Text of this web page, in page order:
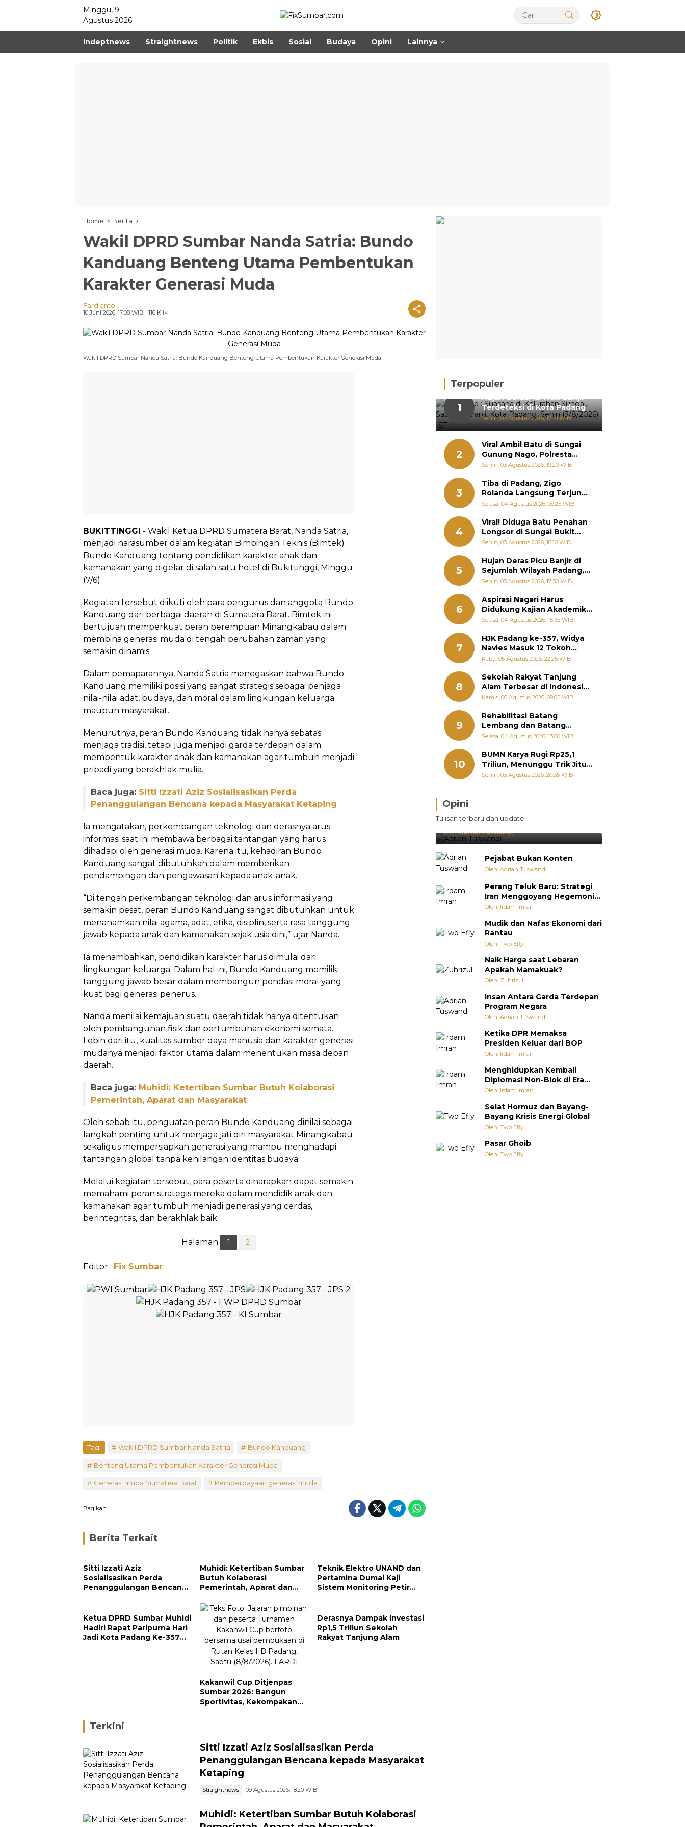
Minggu, 9
Agustus 2026
Indeptnews Straightnews Politik Ekbis Sosial Budaya Opini Lainnya
Home Berita
Wakil DPRD Sumbar Nanda Satria: Bundo
Kanduang Benteng Utama Pembentukan
Karakter Generasi Muda
Fardianto
10 Juni 2026, 17:08 WIB | 116 Klik
Wakil DPRD Sumbar Nanda Satria: Bundo Kanduang Benteng Utama Pembentukan Karakter Generasi Muda
BUKITTINGGI - Wakil Ketua DPRD Sumatera Barat, Nanda Satria,
menjadi narasumber dalam kegiatan Bimbingan Teknis (Bimtek)
Bundo Kanduang tentang pendidikan karakter anak dan
kamanakan yang digelar di salah satu hotel di Bukittinggi, Minggu
(7/6).
Kegiatan tersebut diikuti oleh para pengurus dan anggota Bundo
Kanduang dari berbagai daerah di Sumatera Barat. Bimtek ini
bertujuan memperkuat peran perempuan Minangkabau dalam
membina generasi muda di tengah perubahan zaman yang
semakin dinamis.
Dalam pemaparannya, Nanda Satria menegaskan bahwa Bundo
Kanduang memiliki posisi yang sangat strategis sebagai penjaga
nilai-nilai adat, budaya, dan moral dalam lingkungan keluarga
maupun masyarakat.
Menurutnya, peran Bundo Kanduang tidak hanya sebatas
menjaga tradisi, tetapi juga menjadi garda terdepan dalam
membentuk karakter anak dan kamanakan agar tumbuh menjadi
pribadi yang berakhlak mulia.
Baca juga: Sitti Izzati Aziz Sosialisasikan Perda
Penanggulangan Bencana kepada Masyarakat Ketaping
Ia mengatakan, perkembangan teknologi dan derasnya arus
informasi saat ini membawa berbagai tantangan yang harus
dihadapi oleh generasi muda. Karena itu, kehadiran Bundo
Kanduang sangat dibutuhkan dalam memberikan
pendampingan dan pengawasan kepada anak-anak.
“Di tengah perkembangan teknologi dan arus informasi yang
semakin pesat, peran Bundo Kanduang sangat dibutuhkan untuk
menanamkan nilai agama, adat, etika, disiplin, serta rasa tanggung
jawab kepada anak dan kamanakan sejak usia dini,” ujar Nanda.
Ia menambahkan, pendidikan karakter harus dimulai dari
lingkungan keluarga. Dalam hal ini, Bundo Kanduang memiliki
tanggung jawab besar dalam membangun pondasi moral yang
kuat bagi generasi penerus.
Nanda menilai kemajuan suatu daerah tidak hanya ditentukan
oleh pembangunan fisik dan pertumbuhan ekonomi semata.
Lebih dari itu, kualitas sumber daya manusia dan karakter generasi
mudanya menjadi faktor utama dalam menentukan masa depan
daerah.
Baca juga: Muhidi: Ketertiban Sumbar Butuh Kolaborasi
Pemerintah, Aparat dan Masyarakat
Oleh sebab itu, penguatan peran Bundo Kanduang dinilai sebagai
langkah penting untuk menjaga jati diri masyarakat Minangkabau
sekaligus mempersiapkan generasi yang mampu menghadapi
tantangan global tanpa kehilangan identitas budaya.
Melalui kegiatan tersebut, para peserta diharapkan dapat semakin
memahami peran strategis mereka dalam mendidik anak dan
kamanakan agar tumbuh menjadi generasi yang cerdas,
berintegritas, dan berakhlak baik.
Halaman 1 2
Editor : Fix Sumbar
Tag: Wakil DPRD Sumbar Nanda Satria Bundo Kanduang
Benteng Utama Pembentukan Karakter Generasi Muda
Generasi muda Sumatera Barat Pemberdayaan generasi muda
Bagikan
Berita Terkait
Sitti Izzati Aziz
Sosialisasikan Perda
Penanggulangan Bencana
Muhidi: Ketertiban Sumbar
Butuh Kolaborasi
Pemerintah, Aparat dan
Teknik Elektro UNAND dan
Pertamina Dumai Kaji
Sistem Monitoring Petir
Ketua DPRD Sumbar Muhidi
Hadiri Rapat Paripurna Hari
Jadi Kota Padang Ke-357
Kakanwil Cup Ditjenpas
Sumbar 2026: Bangun
Sportivitas, Kekompakan
Derasnya Dampak Investasi
Rp1,5 Triliun Sekolah
Rakyat Tanjung Alam
Terkini
Sitti Izzati Aziz Sosialisasikan Perda
Penanggulangan Bencana kepada Masyarakat
Ketaping
Straightnews 09 Agustus 2026, 18:20 WIB
Muhidi: Ketertiban Sumbar Butuh Kolaborasi
Terpopuler
1
Hujan Deras, 15 Titik Banjir
Terdeteksi di Kota Padang
Senin, 03 Agustus 2026, 17:10 WIB
2
Viral Ambil Batu di Sungai
Gunung Nago, Polresta
Padang Ungkap Fakta
Senin, 03 Agustus 2026, 19:20 WIB
3
Tiba di Padang, Zigo
Rolanda Langsung Terjun
Bantu Warga Terdampak
Selasa, 04 Agustus 2026, 09:25 WIB
4
Viral! Diduga Batu Penahan
Longsor di Sungai Bukit
Nago Padang Diambil, Warga
Senin, 03 Agustus 2026, 16:10 WIB
5
Hujan Deras Picu Banjir di
Sejumlah Wilayah Padang,
Fadly Amran Perintahkan
Senin, 03 Agustus 2026, 17:30 WIB
6
Aspirasi Nagari Harus
Didukung Kajian Akademik,
Zigo Rolanda: Agar Mudah
Kementerian
Selasa, 04 Agustus 2026, 15:35 WIB
7
HJK Padang ke-357, Widya
Navies Masuk 12 Tokoh
Masyarakat Penerima
Padang
Rabu, 05 Agustus 2026, 22:25 WIB
8
Sekolah Rakyat Tanjung
Alam Terbesar di Indonesia,
Groundbreaking September
Kamis, 06 Agustus 2026, 09:05 WIB
9
Rehabilitasi Batang
Lembang dan Batang
Gawan Segera Dimulai, Zigo
Berjalan
Selasa, 04 Agustus 2026, 13:00 WIB
10
BUMN Karya Rugi Rp25,1
Triliun, Menunggu Trik Jitu
Bos Danantara
Senin, 03 Agustus 2026, 20:35 WIB
Opini
Tulisan terbaru dan update
Brasil Lebih Diunggulkan, tetapi
Jepang Selalu Punya Cara Membuat
Kejutan
Oleh:Adrian Tuswandi
Pejabat Bukan Konten
Oleh: Adrian Tuswandi
Perang Teluk Baru: Strategi
Iran Menggoyang Hegemoni
AS dari Dalam
Oleh: Irdam Imran
Mudik dan Nafas Ekonomi dari
Rantau
Oleh: Two Efly
Naik Harga saat Lebaran
Apakah Mamakuak?
Oleh: Zuhrizul
Insan Antara Garda Terdepan
Program Negara
Oleh: Adrian Tuswandi
Ketika DPR Memaksa
Presiden Keluar dari BOP
Oleh: Irdam Imran
Menghidupkan Kembali
Diplomasi Non-Blok di Era
Multipolar
Oleh: Irdam Imran
Selat Hormuz dan Bayang-
Bayang Krisis Energi Global
Oleh: Two Efly
Pasar Ghoib
Oleh: Two Efly